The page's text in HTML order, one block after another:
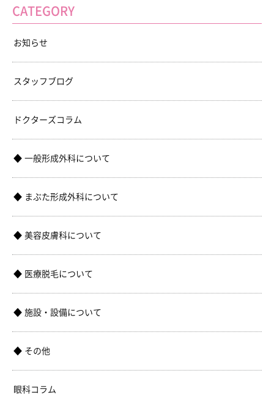
CATEGORY
お知らせ
スタッフブログ
ドクターズコラム
一般形成外科について
まぶた形成外科について
美容皮膚科について
医療脱毛について
施設・設備について
その他
眼科コラム